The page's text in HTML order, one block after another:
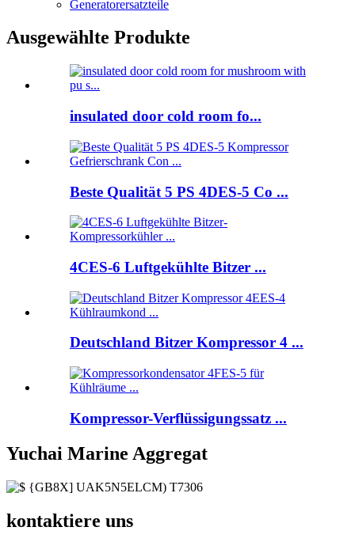
Generatorersatzteile
Ausgewählte Produkte
insulated door cold room fo...
Beste Qualität 5 PS 4DES-5 Co ...
4CES-6 Luftgekühlte Bitzer ...
Deutschland Bitzer Kompressor 4 ...
Kompressor-Verflüssigungssatz ...
Yuchai Marine Aggregat
kontaktiere uns